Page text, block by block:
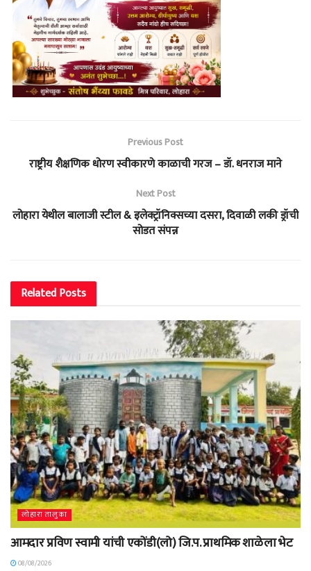
Previous Post
राष्ट्रीय शैक्षणिक धोरण स्वीकारणे काळाची गरज – डॉ. धनराज माने
Next Post
लोहारा येथील बालाजी स्टील & इलेक्ट्रॉनिक्सच्या दसरा, दिवाळी लकी ड्रॉची
सोडत संपन्न
RelatedPosts
लोहारा तालुका
आमदार प्रविण स्वामी यांची एकोंडी(लो) जि.प. प्राथमिक शाळेला भेट
08/08/2026